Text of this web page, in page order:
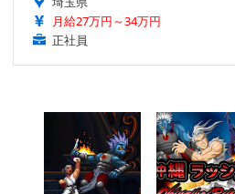
月給27万円～34万円
正社員